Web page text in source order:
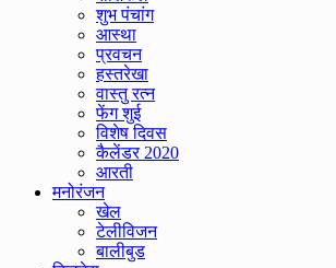
शुभ पंचांग
आस्था
प्रवचन
हस्तरेखा
वास्तु रत्न
फेंग शुई
विशेष दिवस
कैलेंडर 2020
आरती
मनोरंजन
खेल
टेलीविजन
बालीबुड